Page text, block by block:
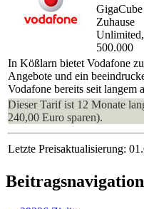
Zuhause
500.000
In Kößlarn bietet Vodafone
Angebote und ein
Vodafone bereits seit langem
Dieser Tarif ist 12 Monate
240,00 Euro sparen).
Letzte Preisaktualisierung:
Beitragsnavigation